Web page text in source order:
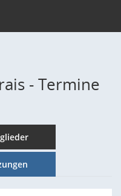
- Termine